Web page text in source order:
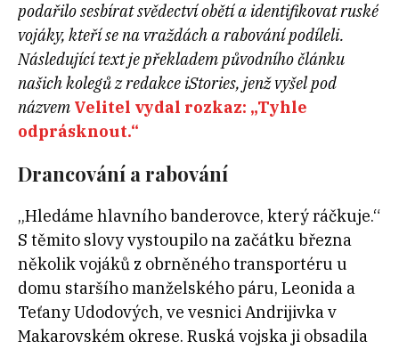
podařilo sesbírat svědectví obětí a identifikovat ruské
vojáky, kteří se na vraždách a rabování podíleli.
Následující text je překladem původního článku
našich kolegů z redakce iStories, jenž vyšel pod
názvem Velitel vydal rozkaz: „Tyhle
odprásknout.“
Drancování a rabování
„Hledáme hlavního banderovce, který ráčkuje.“
S těmito slovy vystoupilo na začátku března
několik vojáků z obrněného transportéru u
domu staršího manželského páru, Leonida a
Teťany Udodových, ve vesnici Andrijivka v
Makarovském okrese. Ruská vojska ji obsadila